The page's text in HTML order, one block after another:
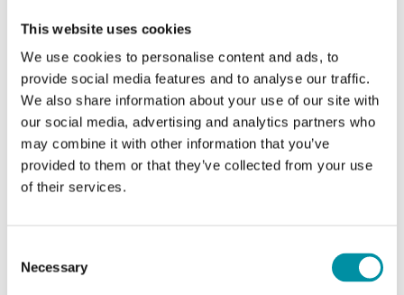
This website uses cookies
We use cookies to personalise content and ads, to
provide social media features and to analyse our traffic.
We also share information about your use of our site with
our social media, advertising and analytics partners who
may combine it with other information that you’ve
provided to them or that they’ve collected from your use
of their services.
Selection
Necessary
Contatto elettrico x1 SPDT
Capacità di
commutazione
15 (8) A, 24...250 Vac
Classe apparecchio Classe I
Umidità ambiente